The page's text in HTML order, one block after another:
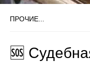
ПРОЧИЕ...
🆘